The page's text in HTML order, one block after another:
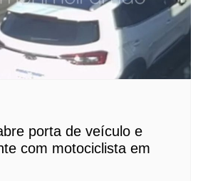
porta de veículo e
com motociclista em